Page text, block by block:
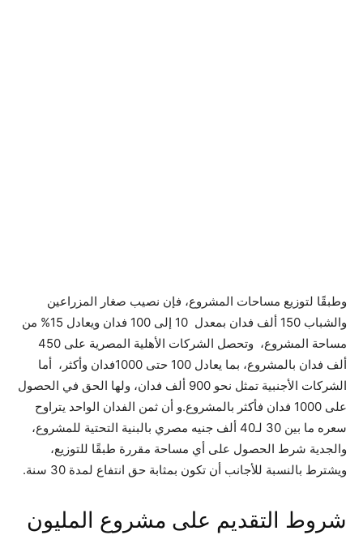
وطبقًا لتوزيع مساحات المشروع، فإن نصيب صغار المزراعين
والشباب 150 ألف فدان بمعدل 10 إلى 100 فدان ويعادل 15% من
مساحة المشروع، وتحصل الشركات الأهلية المصرية على 450
ألف فدان بالمشروع، بما يعادل 100 حتى 1000فدان وأكثر، أما
الشركات الأجنبية تمثل نحو 900 ألف فدان، ولها الحق في الحصول
على 1000 فدان فأكثر بالمشروع.و أن ثمن الفدان الواحد يتراوح
سعره ما بين 30 لـ40 ألف جنيه مصري بالبنية التحتية للمشروع،
والجدية شرط الحصول على أي مساحة مقررة طبقًا للتوزيع،
ويشترط بالنسبة للأجانب أن تكون بمثابة حق انتفاع لمدة 30 سنة.
شروط التقديم على مشروع المليون